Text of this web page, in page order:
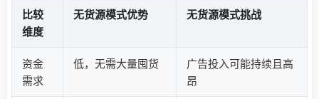
比较
维度
无货源模式优势 无货源模式挑战
资金
需求
低，无需大量囤货
广告投入可能持续且高
昂